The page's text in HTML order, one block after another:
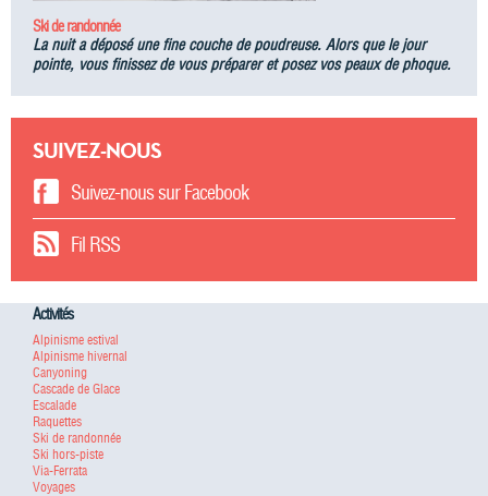
Ski de randonnée
La nuit a déposé une fine couche de poudreuse. Alors que le jour
pointe, vous finissez de vous préparer et posez vos peaux de phoque.
SUIVEZ-NOUS
Suivez-nous sur Facebook
Fil RSS
Activités
Alpinisme estival
Alpinisme hivernal
Canyoning
Cascade de Glace
Escalade
Raquettes
Ski de randonnée
Ski hors-piste
Via-Ferrata
Voyages